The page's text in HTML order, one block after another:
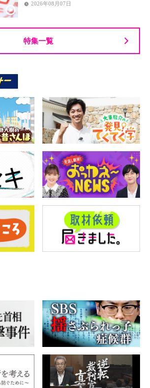
2026年08月07日
特集一覧